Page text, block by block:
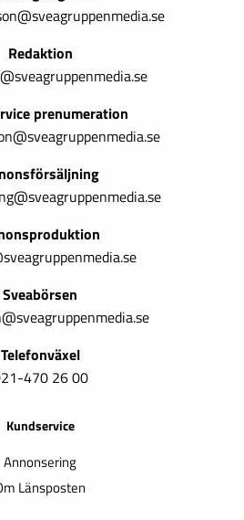
Redaktion
prenumeration
Sveabörsen
Telefonväxel
470 26 00
Kundservice
Annonsering
Länsposten